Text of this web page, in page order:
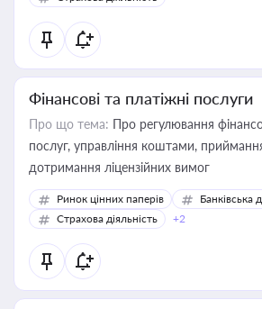
Фінансові та платіжні послуги
Про що тема: Про регулювання
послуг, управління коштами, приймання платежів та
дотримання ліцензійних вимог
Ринок цінних паперів
Банківська
Страхова діяльність
+2